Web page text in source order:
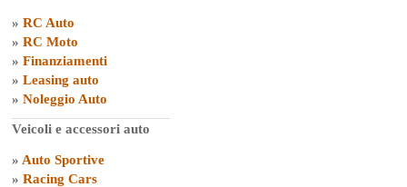
» RC Auto
» RC Moto
» Finanziamenti
» Leasing auto
» Noleggio Auto
Veicoli e accessori auto
» Auto Sportive
» Racing Cars